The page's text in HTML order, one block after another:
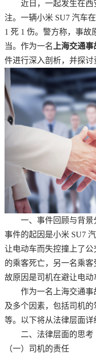
近日，一起发生在西
注。一辆小米 SU7 汽车
1 死 1 伤。警方称，事
当。作为一名 上海交通
件进行深入剖析，并探讨
一、事件回顾与背景
事件的起因是小米 SU7
让电动车而失控撞上了
的乘客死亡，另一名乘
故原因是司机在避让电动
作为一名上海交通事
及多个因素，包括司机
等。以下将从法律层面详
二、法律层面的思考
（一）司机的责任